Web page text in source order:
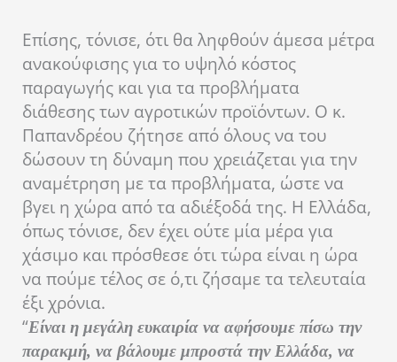
Επίσης, τόνισε, ότι θα ληφθούν άμεσα μέτρα
ανακούφισης για το υψηλό κόστος
παραγωγής και για τα προβλήματα
διάθεσης των αγροτικών προϊόντων. Ο κ.
Παπανδρέου ζήτησε από όλους να του
δώσουν τη δύναμη που χρειάζεται για την
αναμέτρηση με τα προβλήματα, ώστε να
βγει η χώρα από τα αδιέξοδά της. Η Ελλάδα,
όπως τόνισε, δεν έχει ούτε μία μέρα για
χάσιμο και πρόσθεσε ότι τώρα είναι η ώρα
να πούμε τέλος σε ό,τι ζήσαμε τα τελευταία
έξι χρόνια.
“Είναι η μεγάλη ευκαιρία να αφήσουμε πίσω την
παρακμή, να βάλουμε μπροστά την Ελλάδα, να